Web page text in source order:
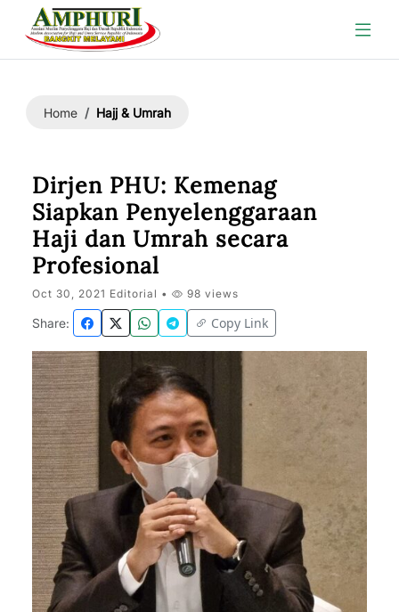
Home Hajj & Umrah
Dirjen PHU: Kemenag
Siapkan Penyelenggaraan
Haji dan Umrah secara
Profesional
Oct 30, 2021 Editorial • 98 views
Share: Copy Link